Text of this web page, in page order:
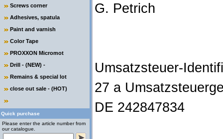
Screws corner
Adhesives, spatula
Paint and varnish
Color Tape
PROXXON Micromot
Drill - (NEW) -
Remains & special lot
close out sale - (HOT)
Quick purchase
Please enter the article number from
our catalogue.
G. Petrich
Umsatzsteuer-
27 a
DE 242847834